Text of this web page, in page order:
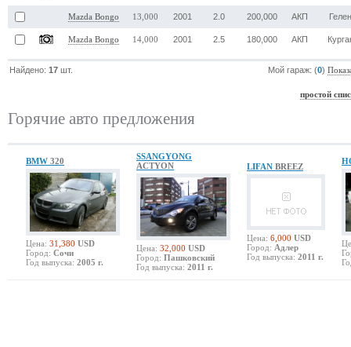
Mazda Bongo 13,000 2001 2.0 200,000 АКП
Mazda Bongo 14,000 2001 2.5 180,000 АКП
Найдено:17 шт. Мой гараж: (0)
простой
Горячие авто предложения
BMW 320
Цена: 31,380 USD
Город: Сочи
Год выпуска: 2005 г.
SSANGYONG
ACTYON
Цена: 32,000 USD
Город: Пашковский
Год выпуска: 2011 г.
LIFAN BREEZ
Цена: 6,000 USD
Город: Адлер
Год выпуска: 2011 г.